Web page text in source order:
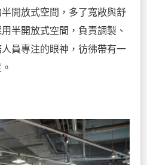
開放式空間，多了寬敞與舒
半開放式空間，負責調製、
員專注的眼神，彷彿帶有一